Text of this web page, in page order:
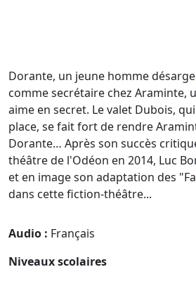
Dorante, un jeune homme
comme secrétaire chez Araminte,
aime en secret. Le valet Dubois,
place, se fait fort de rendre
Dorante… Après son succès
théâtre de l'Odéon en 2014, Luc
et en image son adaptation des
dans cette fiction-théâtre...
Audio : Français
Niveaux scolaires